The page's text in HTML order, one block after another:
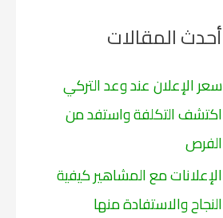
ع
:
أحدث المقالات
سعر الإعلان عند وعد التركي
اكتشف التكلفة واستفد من
الفرص
الإعلانات مع المشاهير كيفية
النجاح والاستفادة منها